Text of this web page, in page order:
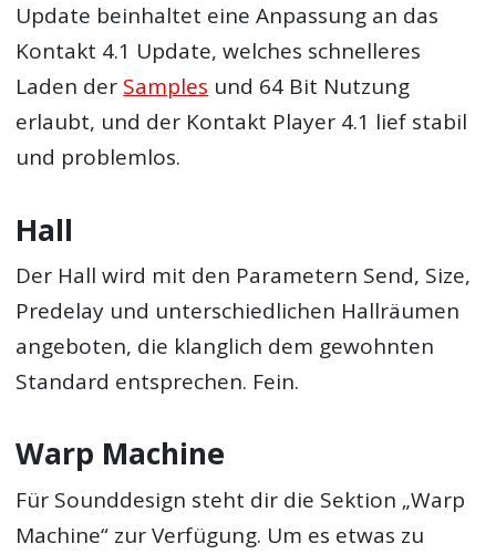
Update beinhaltet eine Anpassung an das
Kontakt 4.1 Update, welches schnelleres
Laden der Samples und 64 Bit Nutzung
erlaubt, und der Kontakt Player 4.1 lief stabil
und problemlos.
Hall
Der Hall wird mit den Parametern Send, Size,
Predelay und unterschiedlichen Hallräumen
angeboten, die klanglich dem gewohnten
Standard entsprechen. Fein.
Warp Machine
Für Sounddesign steht dir die Sektion „Warp
Machine“ zur Verfügung. Um es etwas zu